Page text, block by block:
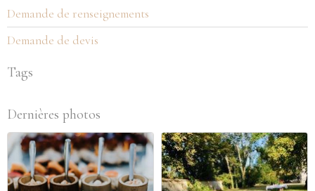
Demande de renseignements
Demande de devis
Tags
Dernières photos